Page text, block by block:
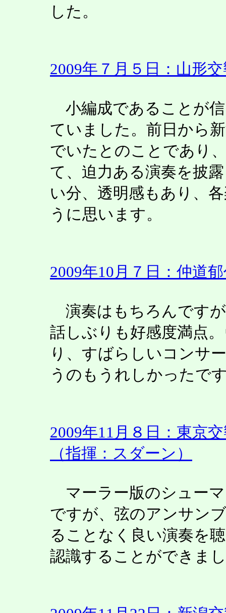
した。
2009年７月５日：山形
小編成であることが
ていました。前日から
でいたとのことであり
て、迫力ある演奏を披
い分、透明感もあり、
うに思います。
2009年10月７日：仲道
演奏はもちろんです
話しぶりも好感度満点
り、すばらしいコンサ
うのもうれしかったで
2009年11月８日：東京
（指揮：スダーン）
マーラー版のシュー
ですが、弦のアンサン
ることなく良い演奏を
認識することができま